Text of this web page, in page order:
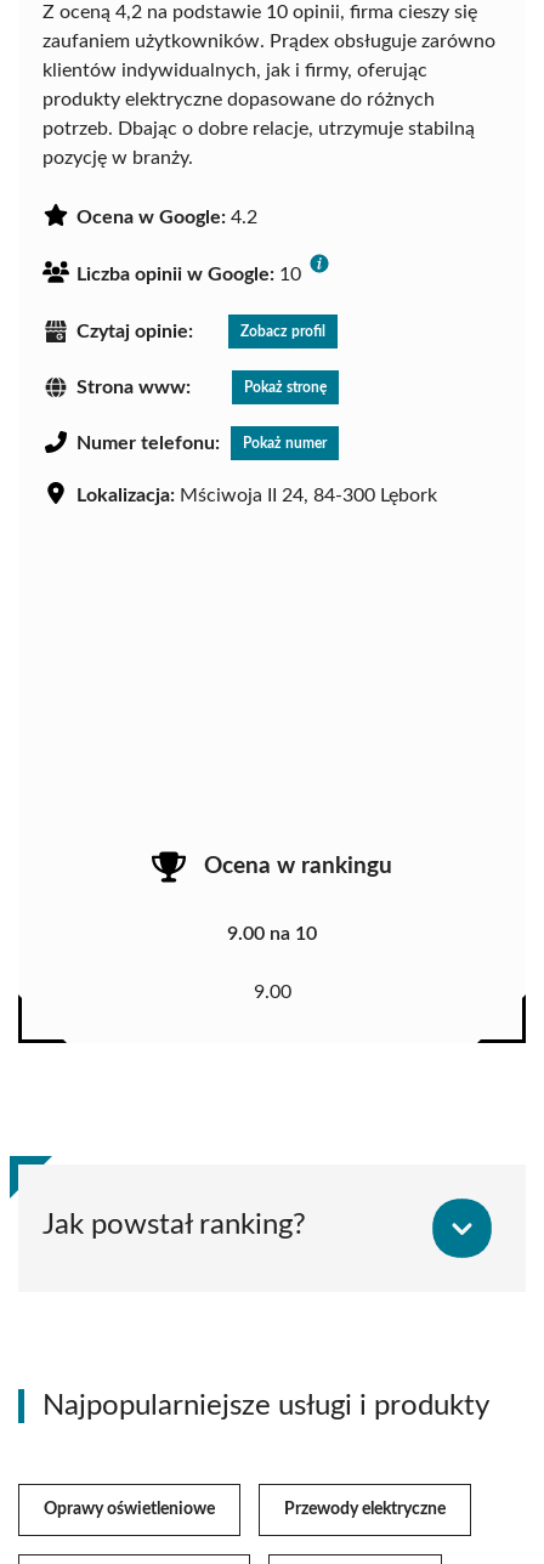
Z oceną 4,2 na podstawie 10 opinii, firma cieszy się
zaufaniem użytkowników. Prądex obsługuje zarówno
klientów indywidualnych, jak i firmy, oferując
produkty elektryczne dopasowane do różnych
potrzeb. Dbając o dobre relacje, utrzymuje stabilną
pozycję w branży.
Ocena w Google: 4.2
Liczba opinii w Google: 10
Czytaj opinie: Zobacz profil
Strona www: Pokaż stronę
Numer telefonu: Pokaż numer
Lokalizacja: Mściwoja II 24, 84-300 Lębork
Ocena w rankingu
9.00 na 10
9.00
Jak powstał ranking?
Najpopularniejsze usługi i produkty
Oprawy oświetleniowe Przewody elektryczne